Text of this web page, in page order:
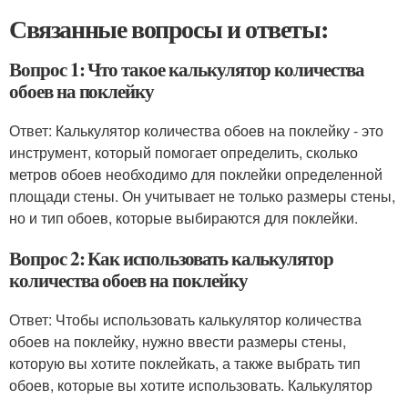
Связанные вопросы и ответы:
Вопрос 1: Что такое калькулятор количества
обоев на поклейку
Ответ: Калькулятор количества обоев на поклейку - это
инструмент, который помогает определить, сколько
метров обоев необходимо для поклейки определенной
площади стены. Он учитывает не только размеры стены,
но и тип обоев, которые выбираются для поклейки.
Вопрос 2: Как использовать калькулятор
количества обоев на поклейку
Ответ: Чтобы использовать калькулятор количества
обоев на поклейку, нужно ввести размеры стены,
которую вы хотите поклейкать, а также выбрать тип
обоев, которые вы хотите использовать. Калькулятор